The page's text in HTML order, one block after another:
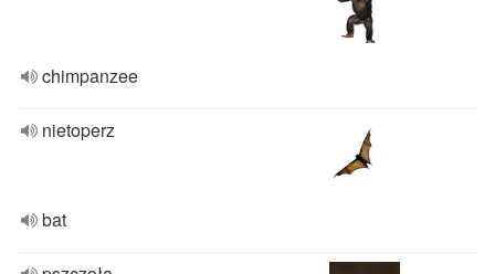
chimpanzee
nietoperz
bat